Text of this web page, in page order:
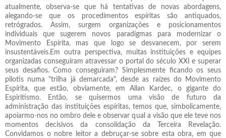
atualmente, observa-se que há tentativas de novas abordagens,
alegando-se que os procedimentos espíritas são antiquados,
retrógrados. Assim, surgem organizações e posicionamentos
individuais que sugerem novos paradigmas para modernizar o
Movimento Espírita, mas que logo se desvanecem, por serem
insustentáveis.Em outra perspectiva, muitas instituições e equipes
organizadas conseguiram atravessar o portal do século XXI e superar
seus desafios. Como conseguiram? Simplesmente ficando os seus
pilotis numa "trilha já demarcada", desde as raízes do Movimento
Espírita, que estão, obviamente, em Allan Kardec, o gigante do
Espiritismo. Então, se quisermos uma visão de futuro da
administração das instituições espíritas, temos que, simbolicamente,
apoiarmo-nos no ombro dele e observar qual a visão que ele teve nos
momentos decisivos da consolidação da Terceira Revelação.
Convidamos o nobre leitor a debruçar-se sobre esta obra, em que